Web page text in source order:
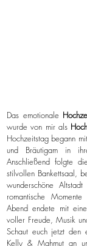
Das emotionale
wurde von mir als
Hochzeitstag begann
und Bräutigam in
Anschließend folgte
stilvollen Bankettsaal,
wunderschöne
romantische
Abend endete mit
voller Freude, Musik
Schaut euch jetzt den
Kelly & Mahmut an